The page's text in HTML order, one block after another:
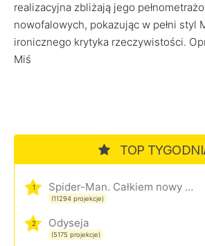
realizacyjna zbliżają jego
nowofalowych, pokazując w pełni styl
ironicznego krytyka rzeczywistości.
Miś
TOP
1 Spider-Man. Całkiem nowy dzień
(11294 projekcje)
2 Odyseja
(5175 projekcje)